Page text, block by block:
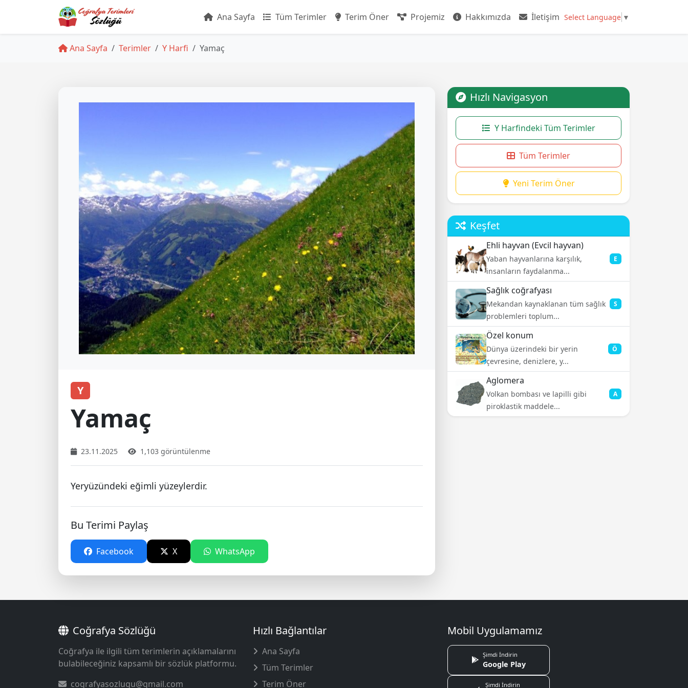
Ana Sayfa Tüm Terimler Terim Öner Projemiz Hakkımızda İletişim Select Language ▼
Ana Sayfa Terimler Y Harfi Yamaç
Y
Yamaç
23.11.2025 1,103 görüntülenme
Yeryüzündeki eğimli yüzeylerdir.
Bu Terimi Paylaş
Facebook X WhatsApp
Hızlı Navigasyon
Y Harfindeki Tüm Terimler
Tüm Terimler
Yeni Terim Öner
Keşfet
Ehli hayvan (Evcil hayvan)
Yaban hayvanlarına karşılık,
insanların faydalanma...
E
Sağlık coğrafyası
Mekandan kaynaklanan tüm sağlık
problemleri toplum...
S
Özel konum
Dünya üzerindeki bir yerin
çevresine, denizlere, y...
Ö
Aglomera
Volkan bombası ve lapilli gibi
piroklastik maddele...
A
Coğrafya Sözlüğü
Coğrafya ile ilgili tüm terimlerin açıklamalarını
bulabileceğiniz kapsamlı bir sözlük platformu.
cografyasozlugu@gmail.com
Hızlı Bağlantılar
Ana Sayfa
Tüm Terimler
Terim Öner
Mobil Uygulamamız
Şimdi İndirin
Google Play
Şimdi İndirin